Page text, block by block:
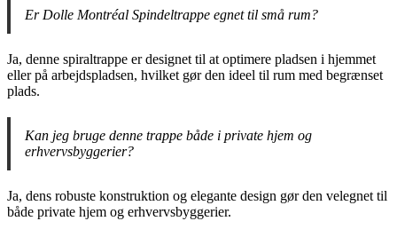
Er Dolle Montréal Spindeltrappe egnet til små rum?
Ja, denne spiraltrappe er designet til at optimere pladsen i hjemmet
eller på arbejdspladsen, hvilket gør den ideel til rum med begrænset
plads.
Kan jeg bruge denne trappe både i private hjem og
erhvervsbyggerier?
Ja, dens robuste konstruktion og elegante design gør den velegnet til
både private hjem og erhvervsbyggerier.